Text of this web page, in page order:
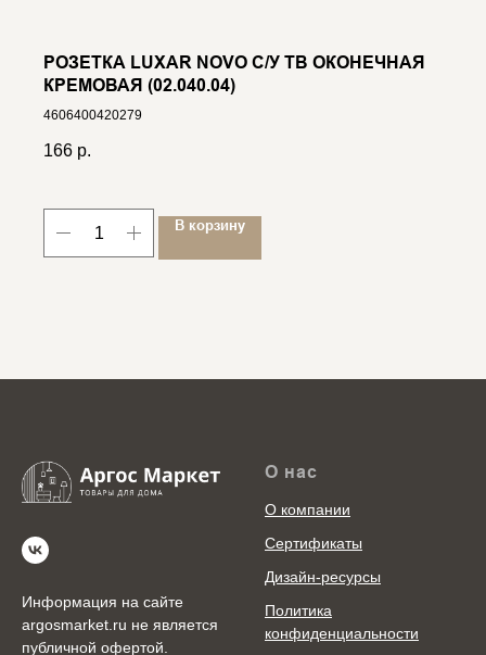
РОЗЕТКА LUXAR NOVO С/У TВ ОКОНЕЧНАЯ
КРЕМОВАЯ (02.040.04)
4606400420279
166 р.
В корзину
Информация на сайте
argosmarket.ru не является
публичной офертой.
О нас
О компании
Сертификаты
Дизайн-ресурсы
Политика
конфиденциальности